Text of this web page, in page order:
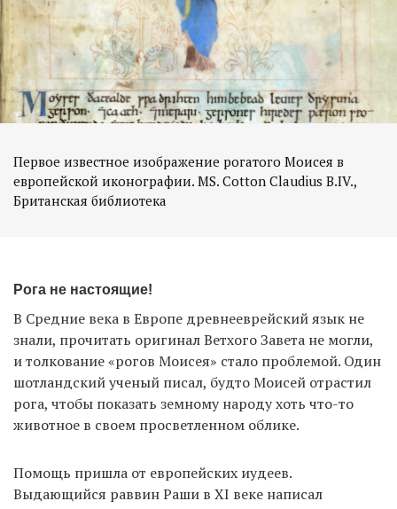
Первое известное изображение рогатого Моисея в
европейской иконографии. MS. Cotton Claudius B.IV.,
Британская библиотека
Рога не настоящие!
В Средние века в Европе древнееврейский язык не
знали, прочитать оригинал Ветхого Завета не могли,
и толкование «рогов Моисея» стало проблемой. Один
шотландский ученый писал, будто Моисей отрастил
рога, чтобы показать земному народу хоть что-то
животное в своем просветленном облике.
Помощь пришла от европейских иудеев.
Выдающийся раввин Раши в XI веке написал